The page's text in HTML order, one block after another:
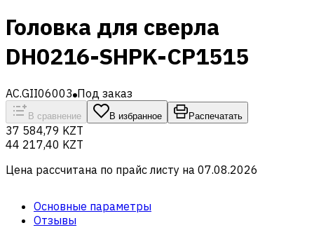
Головка для сверла
DH0216-SHPK-CP1515
AC.GII06003 Под заказ
В сравнение В избранное Распечатать
37 584,79 KZT
44 217,40 KZT
Цена рассчитана по прайс листу на 07.08.2026
Основные параметры
Отзывы